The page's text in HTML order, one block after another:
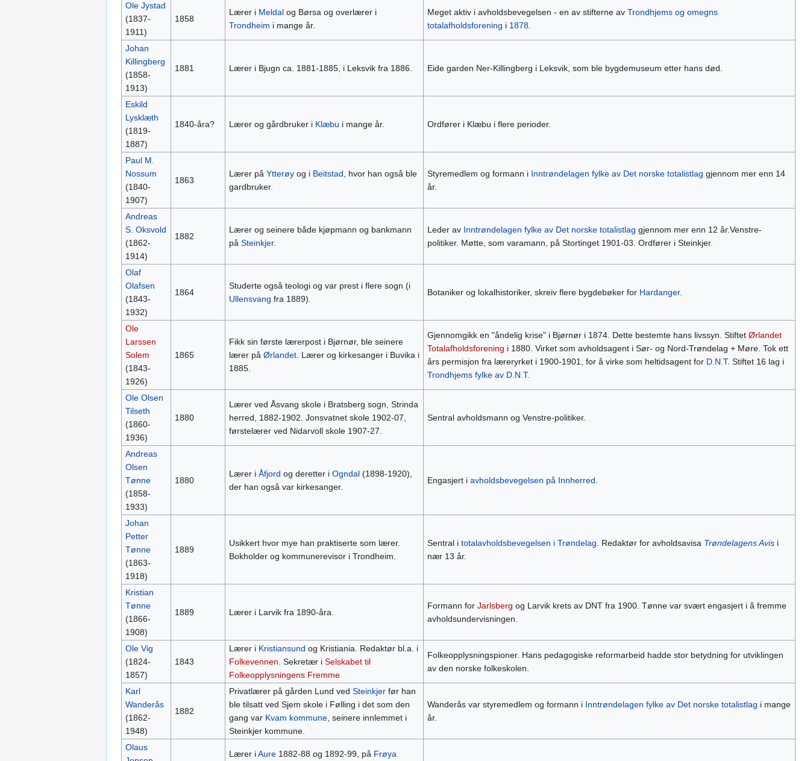
Ole Jystad
(1837-
1911)
1858
Lærer i Meldalog Børsa og overlærer i
Trondheim i mange år.
Meget aktiv i avholdsbevegelsen - en av stifterne av Trondhjems og omegns
totalafholdsforening i 1878.
Johan
Killingberg
(1858-
1913)
1881 Lærer i Bjugn ca. 1881-1885, i Leksvik fra 1886. Eide garden Ner-Killingberg i Leksvik, som ble bygdemuseum etter hans død.
Eskild
Lysklæth
(1819-
1887)
1840-åra? Lærer og gårdbruker i Klæbu i mange år. Ordfører i Klæbu i flere perioder.
Paul M.
Nossum
(1840-
1907)
1863
Lærer på Ytterøyog i Beitstad , hvor han også ble
gardbruker.
Styremedlem og formann i Inntrøndelagen fylke av Det norske totalistlag gjennom mer enn 14
år.
Andreas
S. Oksvold
(1862-
1914)
1882
Lærer og seinere både kjøpmann og bankmann
på Steinkjer.
Leder av Inntrøndelagen fylke av Det norske totalistlag gjennom mer enn 12 år.Venstre-
politiker. Møtte, som varamann, på Stortinget 1901-03. Ordfører i Steinkjer.
Olaf
Olafsen
(1843-
1932)
1864
Studerte også teologi og var prest i flere sogn (i
Ullensvang fra 1889).
Botaniker og lokalhistoriker, skreiv flere bygdebøker for Hardanger.
Ole
Larssen
Solem
(1843-
1926)
1865
Fikk sin første lærerpost i Bjørnør, ble seinere
lærer på Ørlandet. Lærer og kirkesanger i Buvika i
1885.
Gjennomgikk en "åndelig krise" i Bjørnør i 1874. Dette bestemte hans livssyn. Stiftet Ørlandet
Totalafholdsforening i 1880. Virket som avholdsagent i Sør- og Nord-Trøndelag + Møre. Tok ett
års permisjon fra læreryrket i 1900-1901, for å virke som heltidsagent for D.N.T. Stiftet 16 lag i
Trondhjems fylke av D.N.T.
Ole Olsen
Tilseth
(1860-
1936)
1880
Lærer ved Åsvang skole i Bratsberg sogn, Strinda
herred, 1882-1902. Jonsvatnet skole 1902-07,
førstelærer ved Nidarvoll skole 1907-27.
Sentral avholdsmann og Venstre-politiker.
Andreas
Olsen
Tønne
(1858-
1933)
1880
Lærer i Åfjord og deretter i Ogndal(1898-1920),
der han også var kirkesanger.
Engasjert i avholdsbevegelsen på Innherred
Johan
Petter
Tønne
(1863-
1918)
1889
Usikkert hvor mye han praktiserte som lærer.
Bokholder og kommunerevisor i Trondheim.
Sentral i totalavholdsbevegelsen i Trøndelag . Redaktør for avholdsavisa Trøndelagens Avisi
nær 13 år.
Kristian
Tønne
(1866-
1908)
1889 Lærer i Larvik fra 1890-åra.
Formann for Jarlsberg og Larvik krets av DNT fra 1900. Tønne var svært engasjert i å fremme
avholdsundervisningen.
Ole Vig
(1824-
1857)
1843
Lærer i Kristiansund og Kristiania. Redaktør bl.a. i
Folkevennen . Sekretær i Selskabet til
Folkeopplysningens Fremme
Folkeopplysningspioner. Hans pedagogiske reformarbeid hadde stor betydning for utviklingen
av den norske folkeskolen.
Karl
Wanderås
(1862-
1948)
1882
Privatlærer på gården Lund ved Steinkjerfør han
ble tilsatt ved Sjem skole i Følling i det som den
gang var Kvam kommune, seinere innlemmet i
Steinkjer kommune.
Wanderås var styremedlem og formann i Inntrøndelagen fylke av Det norske totalistlag i mange
år.
Olaus
Lærer iAure1882-88 og 1892-99, på Frøya